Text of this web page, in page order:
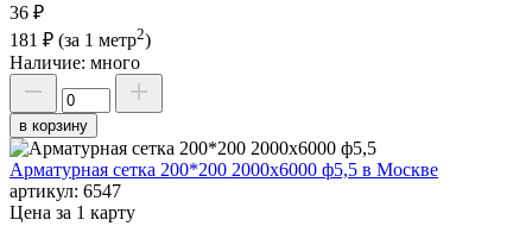
36 ₽
181 ₽ (за 1 метр2)
Наличие: много
в корзину
Арматурная сетка 200*200 2000х6000 ф5,5 в Москве
артикул: 6547
Цена за 1 карту